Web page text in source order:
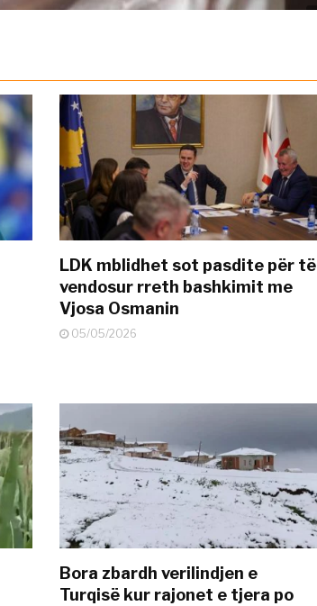
LDK mblidhet sot pasdite për të
vendosur rreth bashkimit me
Vjosa Osmanin
05/05/2026
Bora zbardh verilindjen e
Turqisë kur rajonet e tjera po